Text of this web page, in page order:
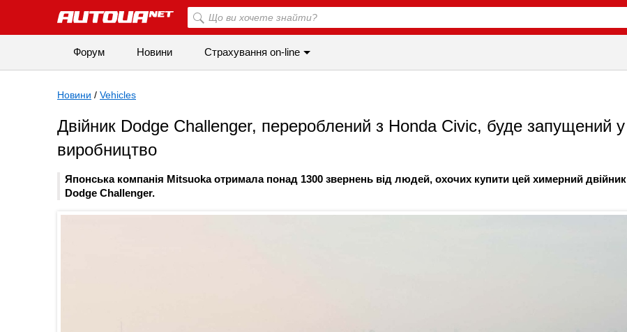
Форум Новини Страхування on-line
Новини / Vehicles
Двійник Dodge Challenger, перероблений з Honda Civic, буде запущений у
виробництво
Японська компанія Mitsuoka отримала понад 1300 звернень від людей, охочих купити цей химерний двійник
Dodge Challenger.